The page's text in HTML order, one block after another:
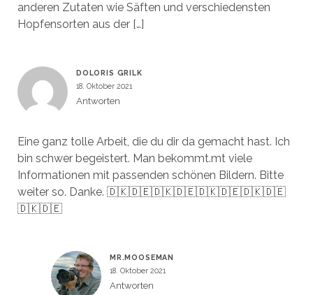
anderen Zutaten wie Säften und verschiedensten
Hopfensorten aus der […]
DOLORIS GRILK
18. Oktober 2021
Antworten
Eine ganz tolle Arbeit, die du dir da gemacht hast. Ich
bin schwer begeistert. Man bekommt.mt viele
Informationen mit passenden schönen Bildern. Bitte
weiter so. Danke. 🇩🇰🇩🇪🇩🇰🇩🇪🇩🇰🇩🇪🇩🇰🇩🇪
🇩🇰🇩🇪
MR.MOOSEMAN
18. Oktober 2021
Antworten